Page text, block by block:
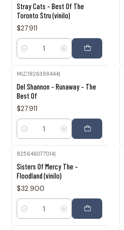
Stray Cats - Best Of The
Toronto Stru (vinilo)
$27.911
Cantidad
MLC1826398444|
Del Shannon - Runaway - The
Best Of
$27.911
Cantidad
825646077014|
Sisters Of Mercy The -
Floodland (vinilo)
$32.900
Cantidad